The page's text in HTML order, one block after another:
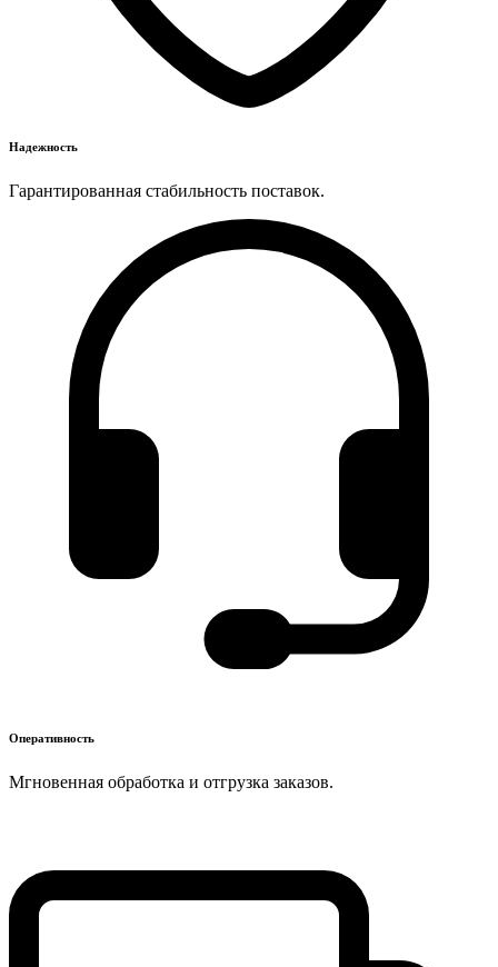
Надежность
Гарантированная стабильность поставок.
Оперативность
Мгновенная обработка и отгрузка заказов.